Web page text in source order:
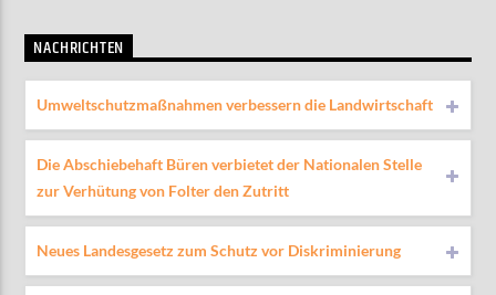
NACHRICHTEN
Umweltschutzmaßnahmen verbessern die Landwirtschaft
Die Abschiebehaft Büren verbietet der Nationalen Stelle
zur Verhütung von Folter den Zutritt
Neues Landesgesetz zum Schutz vor Diskriminierung